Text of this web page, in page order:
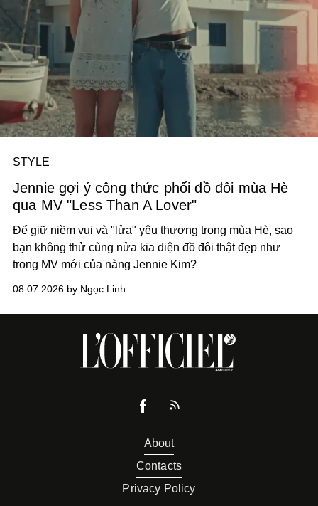
STYLE
Jennie gợi ý công thức phối đồ đôi mùa Hè
qua MV "Less Than A Lover"
Để giữ niềm vui và "lửa" yêu thương trong mùa Hè, sao
bạn không thử cùng nửa kia diện đồ đôi thật đẹp như
trong MV mới của nàng Jennie Kim?
08.07.2026 by Ngọc Linh
About
Contacts
Privacy Policy